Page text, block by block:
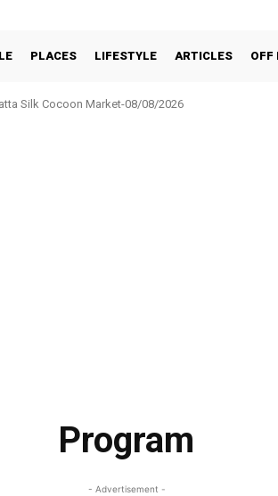
PLACES LIFESTYLE ARTICLES OFF
Silk Cocoon Market-08/08/2026
Program
- Advertisement -